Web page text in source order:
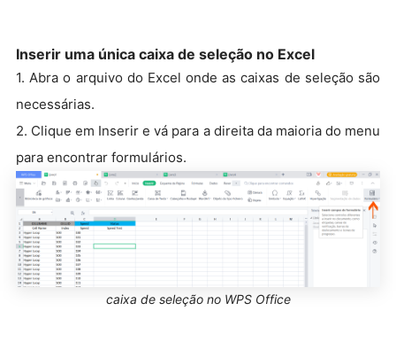
Inserir uma única caixa de seleção no Excel
1. Abra o arquivo do Excel onde as caixas de seleção são
necessárias.
2. Clique em Inserir e vá para a direita da maioria do menu
para encontrar formulários.
caixa de seleção no WPS Office